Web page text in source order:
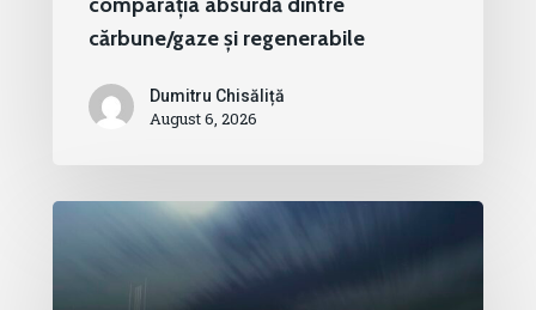
cărbune/gaze și regenerabile
Dumitru Chisăliță
August 6, 2026